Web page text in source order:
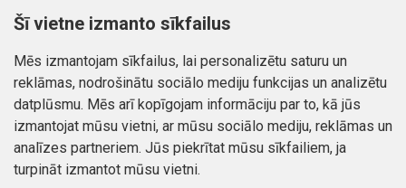
Klientiem
Kontakti
Preču atgriešana
Mans profils
Mans profils
Pasūtījumi
Piegāde un apmaksa
Atteikuma tiesības
Privātuma politika
Kontakti
Šī vietne izmanto sīkfailus
Mēs izmantojam sīkfailus, lai personalizētu saturu un
reklāmas, nodrošinātu sociālo mediju funkcijas un analizētu
datplūsmu. Mēs arī kopīgojam informāciju par to, kā jūs
izmantojat mūsu vietni, ar mūsu sociālo mediju, reklāmas un
analīzes partneriem. Jūs piekrītat mūsu sīkfailiem, ja
turpināt izmantot mūsu vietni.